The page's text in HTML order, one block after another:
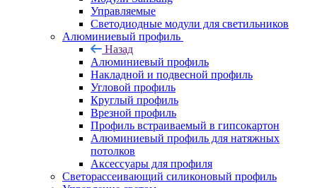
Управляемые
Светодиодные модули для светильников
Алюминиевый профиль
Назад
Алюминиевый профиль
Накладной и подвесной профиль
Угловой профиль
Круглый профиль
Врезной профиль
Профиль встраиваемый в гипсокартон
Алюминиевый профиль для натяжных
потолков
Аксессуары для профиля
Светорассеивающий силиконовый профиль